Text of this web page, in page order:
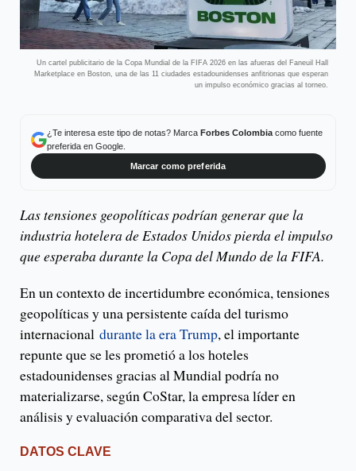
Un cartel publicitario de la Copa Mundial de la FIFA 2026 en las afueras del Faneuil Hall
Marketplace en Boston, una de las 11 ciudades estadounidenses anfitrionas que esperan
un impulso económico gracias al torneo.
¿Te interesa este tipo de notas? Marca Forbes Colombiacomo fuente
preferida en Google.
Marcar como preferida
Las tensiones geopolíticas podrían generar que la
industria hotelera de Estados Unidos pierda el impulso
que esperaba durante la Copa del Mundo de la FIFA.
En un contexto de incertidumbre económica, tensiones
geopolíticas y una persistente caída del turismo
internacional durante la era Trump, el importante
repunte que se les prometió a los hoteles
estadounidenses gracias al Mundial podría no
materializarse, según CoStar, la empresa líder en
análisis y evaluación comparativa del sector.
DATOS CLAVE